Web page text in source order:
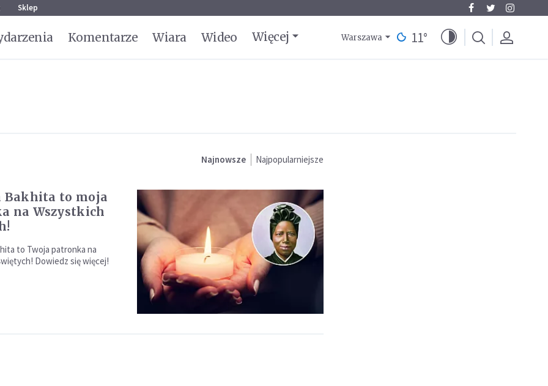
Sklep
Komentarze Wiara Wideo Więcej Warszawa 11°
Najnowsze Najpopularniejsze
Bakhita to moja
na Wszystkich
to Twoja patronka na
Dowiedz się więcej!